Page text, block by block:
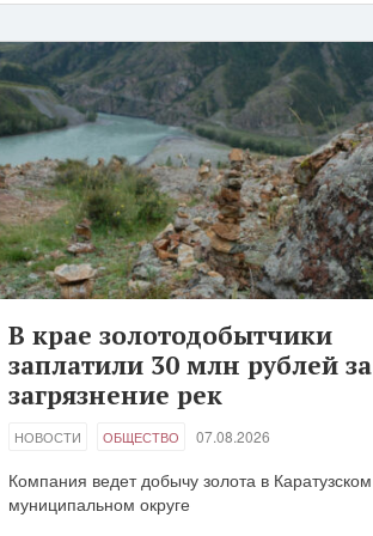
В крае золотодобытчики
заплатили 30 млн рублей за
загрязнение рек
НОВОСТИ ОБЩЕСТВО 07.08.2026
Компания ведет добычу золота в Каратузском
муниципальном округе